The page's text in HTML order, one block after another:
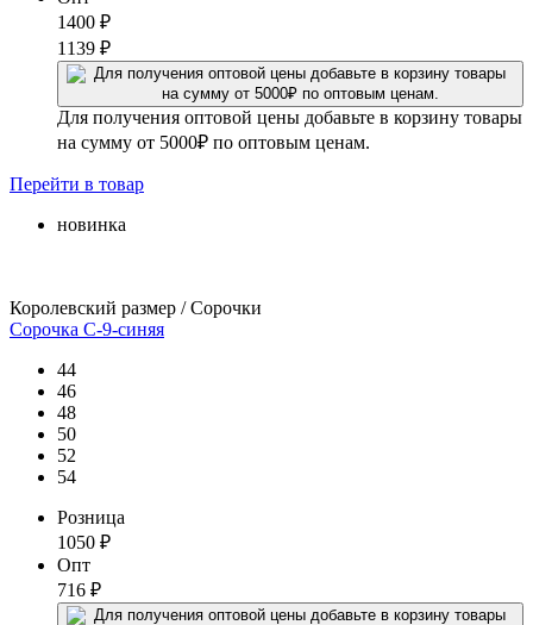
1400 ₽
1139 ₽
Для получения оптовой цены добавьте в корзину товары
на сумму от 5000₽ по оптовым ценам.
Перейти в товар
новинка
Королевский размер / Сорочки
Сорочка С-9-синяя
44
46
48
50
52
54
Розница
1050 ₽
Опт
716 ₽